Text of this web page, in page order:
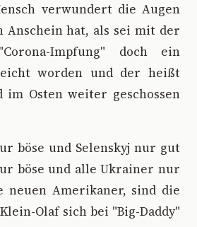
verwundert die Augen
Anschein hat, als sei mit der
Impfung" doch ein
worden und der heißt
im Osten weiter geschossen
böse und Selenskyj nur gut
böse und alle Ukrainer nur
neuen Amerikaner, sind die
Olaf sich bei "Big-Daddy"